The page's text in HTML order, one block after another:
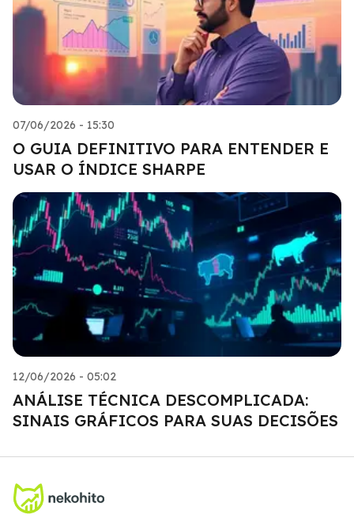
07/06/2026 - 15:30
O GUIA DEFINITIVO PARA ENTENDER E
USAR O ÍNDICE SHARPE
12/06/2026 - 05:02
ANÁLISE TÉCNICA DESCOMPLICADA:
SINAIS GRÁFICOS PARA SUAS DECISÕES